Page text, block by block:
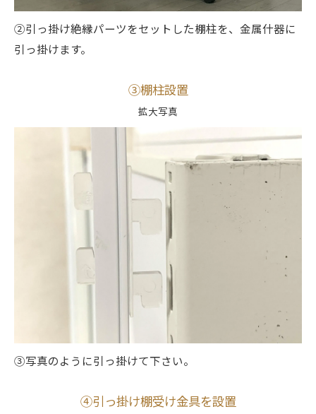
②引っ掛け絶縁パーツをセットした棚柱を、金属什器に
引っ掛けます。
③棚柱設置
拡大写真
③写真のように引っ掛けて下さい。
④引っ掛け棚受け金具を設置